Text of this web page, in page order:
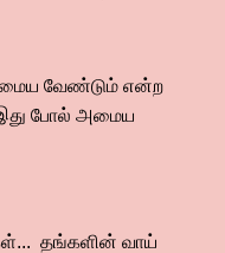
வேண்டும் என்ற
போல் அமைய
தங்களின் வாய்